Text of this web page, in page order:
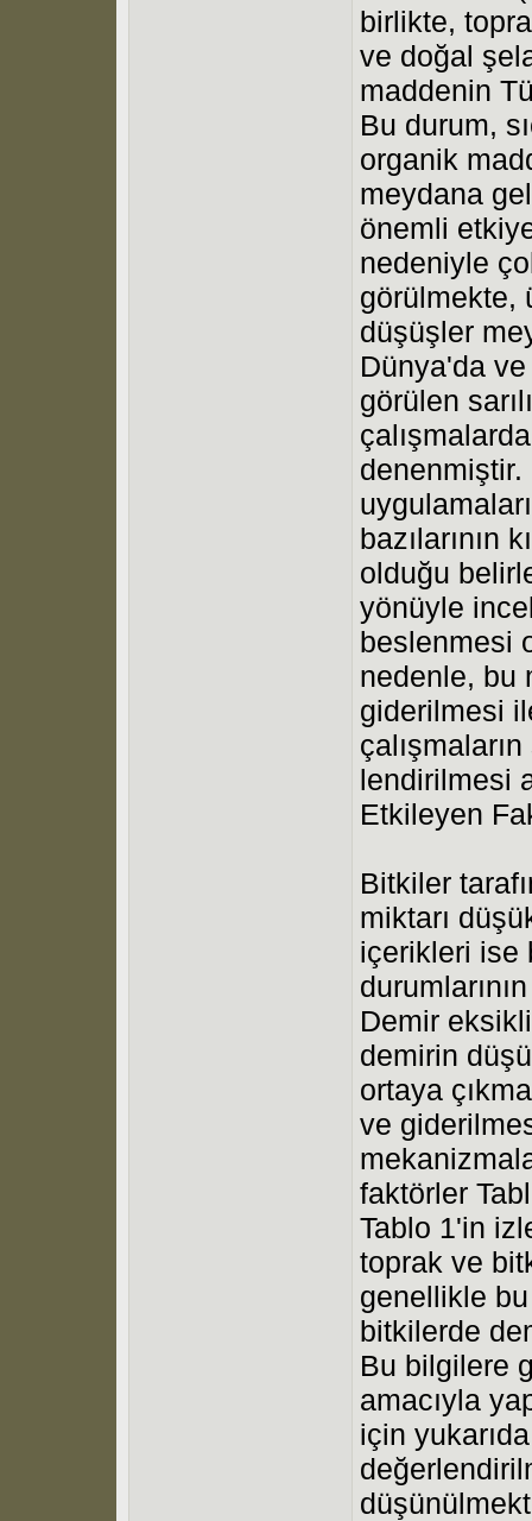
birlikte,
ve doğal
maddenin
Bu durum,
organik
meydana
önemli
nedeniyle
görülmekte,
düşüşler
Dünya'da
görülen
denenmiştir.
bazılarının
olduğu
yönüyle
beslenmesi
nedenle, bu
giderilmesi
lendirilmesi
Etkileyen
Bitkiler
miktarı
içerikleri ise
Demir
demirin
ortaya
ve
faktörler
Tablo 1'in
toprak ve
genellikle
bitkilerde
Bu bilgilere
amacıyla
için